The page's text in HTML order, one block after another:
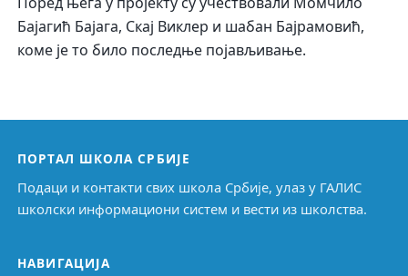
Бајагић Бајага, Скај Виклер и шабан Бајрамовић,
коме је то било последње појављивање.
ПОРТАЛ ШКОЛА СРБИЈЕ
Подаци и контакти свих школа Србије, улаз у ГАЛИС
школски информациони систем и вести из школства.
НАВИГАЦИЈА